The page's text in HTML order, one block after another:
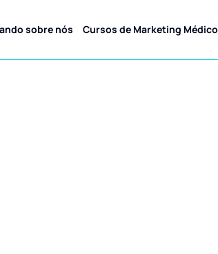
sobre nós Cursos de Marketing Médico